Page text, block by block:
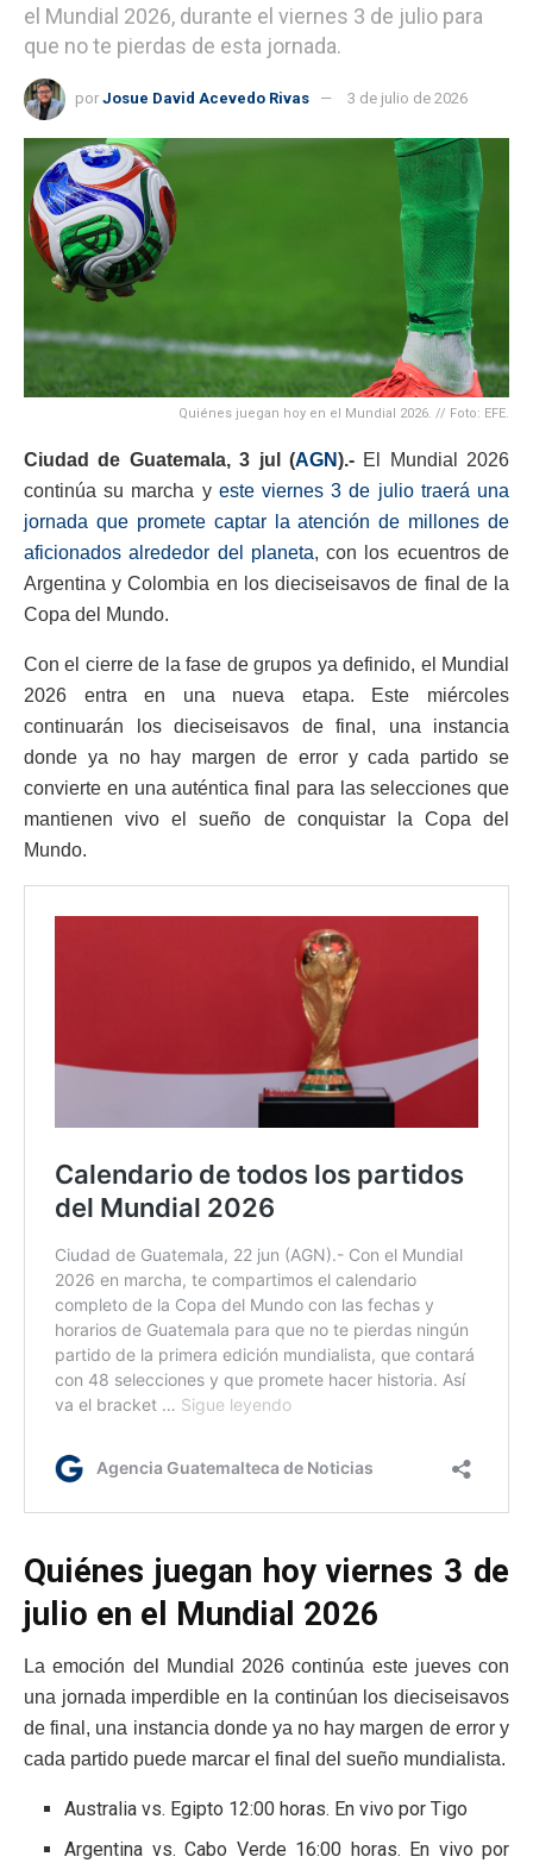
el Mundial 2026, durante el viernes 3 de julio para
que no te pierdas de esta jornada.
por Josue David Acevedo Rivas 3 de julio de 2026
Quiénes juegan hoy en el Mundial 2026. // Foto: EFE.
Ciudad de Guatemala, 3 jul (AGN).- El Mundial 2026
continúa su marcha yeste viernes 3 de julio traerá una
jornada que promete captar la atención de millones de
aficionados alrededor del planeta, con los ecuentros de
Argentina y Colombia en los dieciseisavos de final de la
Copa del Mundo.
Con el cierre de la fase de grupos ya definido, el Mundial
2026 entra en una nueva etapa. Este miércoles
continuarán los dieciseisavos de final, una instancia
donde ya no hay margen de error y cada partido se
convierte en una auténtica final para las selecciones que
mantienen vivo el sueño de conquistar la Copa del
Mundo.
Quiénes juegan hoy viernes 3 de
julio en el Mundial 2026
La emoción del Mundial 2026 continúa este jueves con
una jornada imperdible en la continúan los dieciseisavos
de final, una instancia donde ya no hay margen de error y
cada partido puede marcar el final del sueño mundialista.
Australia vs. Egipto 12:00 horas. En vivo por Tigo
Argentina vs. Cabo Verde 16:00 horas. En vivo por